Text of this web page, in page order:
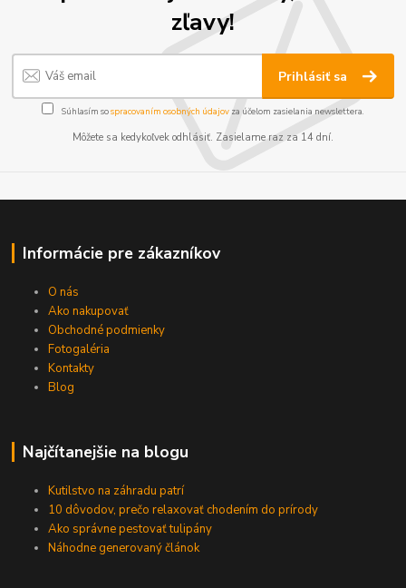
zľavy!
Prihlásiť sa
Súhlasím sospracovaním osobných údajov za účelom zasielania newslettera.
Môžete sa kedykoľvek odhlásiť. Zasielame raz za 14 dní.
Informácie pre zákazníkov
O nás
Ako nakupovať
Obchodné podmienky
Fotogaléria
Kontakty
Blog
Najčítanejšie na blogu
Kutilstvo na záhradu patrí
10 dôvodov, prečo relaxovať chodením do prírody
Ako správne pestovať tulipány
Náhodne generovaný článok